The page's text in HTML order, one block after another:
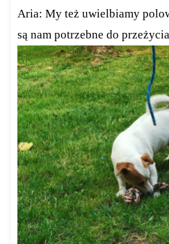
Aria: My też uwielbiamy
są nam potrzebne do